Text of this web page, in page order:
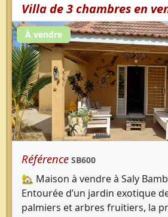
Villa de 3 chambres en
À vendre
Référence SB600
🏡 Maison à vendre à Saly
Entourée d’un jardin exotique
palmiers et arbres fruitiers, la